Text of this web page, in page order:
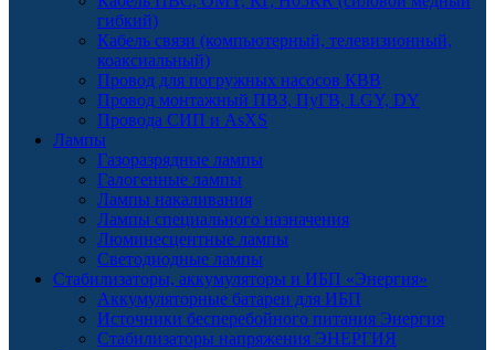
гибкий)
Кабель связи (компьютерный, телевизионный,
коаксиальный)
Провод для погружных насосов КВВ
Провод монтажный ПВЗ, ПуГВ, LGY, DY
Провода СИП и AsXS
Лампы
Газоразрядные лампы
Галогенные лампы
Лампы накаливания
Лампы специального назначения
Люминесцентные лампы
Светодиодные лампы
Стабилизаторы, аккумуляторы и ИБП «Энергия»
Аккумуляторные батареи для ИБП
Источники бесперебойного питания Энергия
Стабилизаторы напряжения ЭНЕРГИЯ